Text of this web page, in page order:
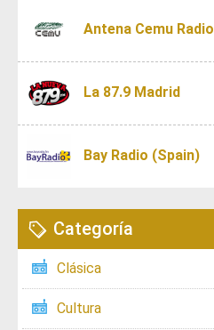
Antena Cemu Radio
La 87.9 Madrid
Bay Radio (Spain)
Categoría
Clásica
Cultura